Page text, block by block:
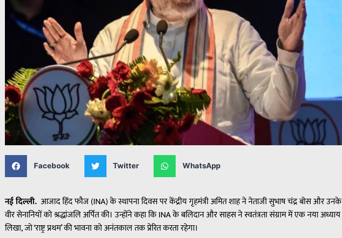
Facebook Twitter WhatsApp
नई दिल्ली. आजाद हिंद फौज (INA) के स्थापना दिवस पर केंद्रीय गृहमंत्री अमित शाह ने नेताजी सुभाष चंद्र बोस और उनके
वीर सेनानियों को श्रद्धांजलि अर्पित की। उन्होंने कहा कि INA के बलिदान और साहस ने स्वतंत्रता संग्राम में एक नया अध्याय
लिखा, जो ‘राष्ट्र प्रथम’ की भावना को अनंतकाल तक प्रेरित करता रहेगा।